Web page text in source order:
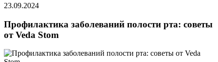
23.09.2024
Профилактика заболеваний полости рта: советы
от Veda Stom